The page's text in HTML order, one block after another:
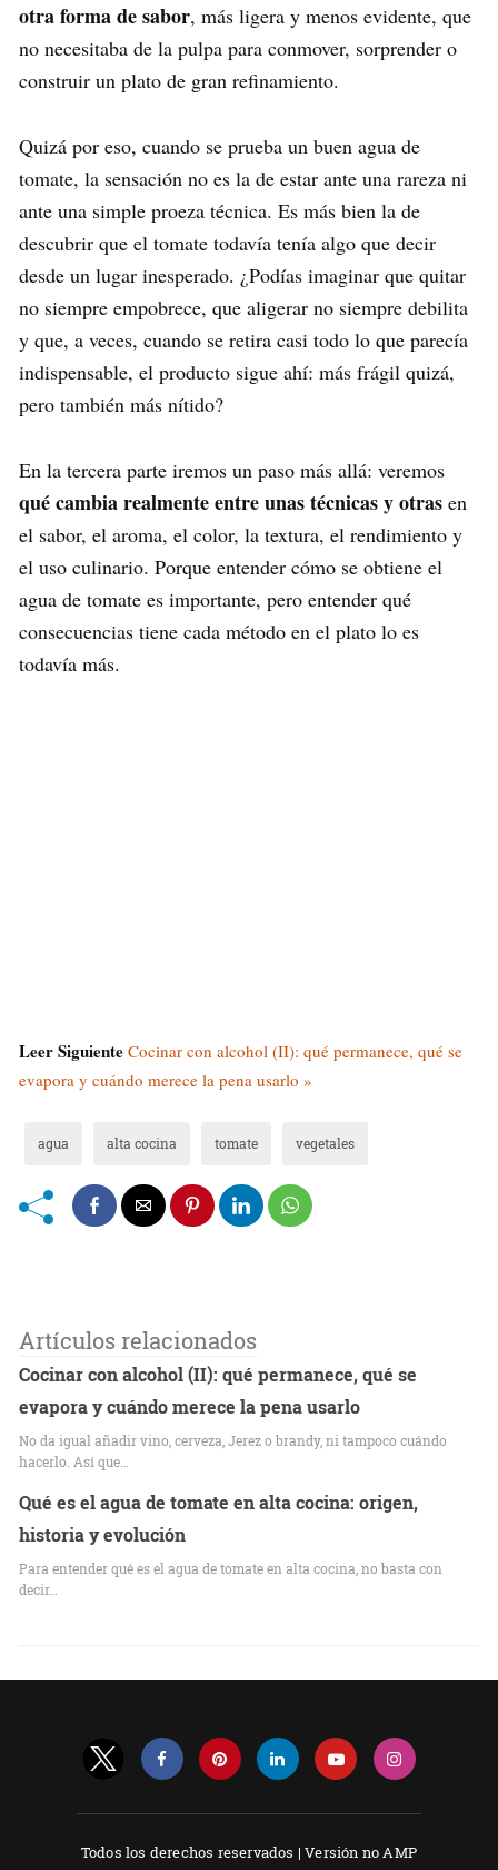
otra forma de sabor, más ligera y menos evidente, que
no necesitaba de la pulpa para conmover, sorprender o
construir un plato de gran refinamiento.
Quizá por eso, cuando se prueba un buen agua de
tomate, la sensación no es la de estar ante una rareza ni
ante una simple proeza técnica. Es más bien la de
descubrir que el tomate todavía tenía algo que decir
desde un lugar inesperado. ¿Podías imaginar que quitar
no siempre empobrece, que aligerar no siempre debilita
y que, a veces, cuando se retira casi todo lo que parecía
indispensable, el producto sigue ahí: más frágil quizá,
pero también más nítido?
En la tercera parte iremos un paso más allá: veremos
qué cambia realmente entre unas técnicas y otras en
el sabor, el aroma, el color, la textura, el rendimiento y
el uso culinario. Porque entender cómo se obtiene el
agua de tomate es importante, pero entender qué
consecuencias tiene cada método en el plato lo es
todavía más.
Leer Siguiente Cocinar con alcohol (II): qué permanece, qué se
evapora y cuándo merece la pena usarlo »
agua alta cocina tomate vegetales
Artículos relacionados
Cocinar con alcohol (II): qué permanece, qué se
evapora y cuándo merece la pena usarlo
No da igual añadir vino, cerveza, Jerez o brandy, ni tampoco cuándo
hacerlo. Así que…
Qué es el agua de tomate en alta cocina: origen,
historia y evolución
Para entender qué es el agua de tomate en alta cocina, no basta con
decir…
Todos los derechos reservados |Versión no AMP